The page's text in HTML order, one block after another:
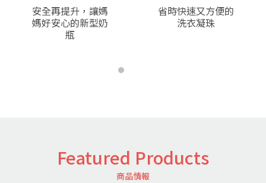
安全再提升，讓媽
媽好安心的新型奶
瓶
省時快速又方便的
洗衣凝珠
Featured Products
商品情報